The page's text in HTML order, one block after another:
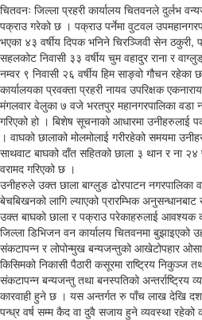
चितवनः जिल्ला प्रहरी कार्यालय चितवनले दुर्लभ
पक्राउ गरेको छ । पक्राउ पर्नेमा वुटवल
भएका ४३ वर्षीय दिपक भनिने चिरञ्जिवी सेन ठकुरी,
सहलकोट निवासी ३३ वर्षीय चुम वहादुर राना र
नम्वर ९ निवासी २६ वर्षीय हिम साङ्वो गौचन रहेका
कार्यालयका प्रवक्ता प्रहरी नायव उपरिक्षक
मंगलवार वेलुका ७ वजे भरतपुर महानगरपालिका
गरिएको हो । बिशेष सूचनाको आधारमा उनीहरुलाई
। वाघको छालाको मोलमोलाई गरीरहेको समयमा
साथवाट बाघको दाँत सहितको छाला ३ थान र ना
वरामद गरिएको छ ।
उनीहरुले उक्त छाला बाग्लुङ ढोरपाटन नगरपालिका
बेचबिखनको लागि ल्याएको प्रारम्भिक
उक्त बाघको छाला र पक्राउ परेकाहरुलाई आवश्यक
जिल्ला डिभिजन वन कार्यालय चितवनमा बुझाइएको
संकटापन्न र लोपोन्मुख बन्यजन्तुको आखेटोपहार
किसिमको निकासी पैठारी कसूरमा राष्ट्रिय
संकटापन्न बन्यजन्तु तथा बनस्पतिको अन्तर्राष्ट्रिय
कारवाही हुने छ । यस अन्तर्गत रु पाँच लाख देखि दश
पन्ध्र वर्ष सम्म कैद वा दुवै सजाय हुने व्यवस्था रहेको